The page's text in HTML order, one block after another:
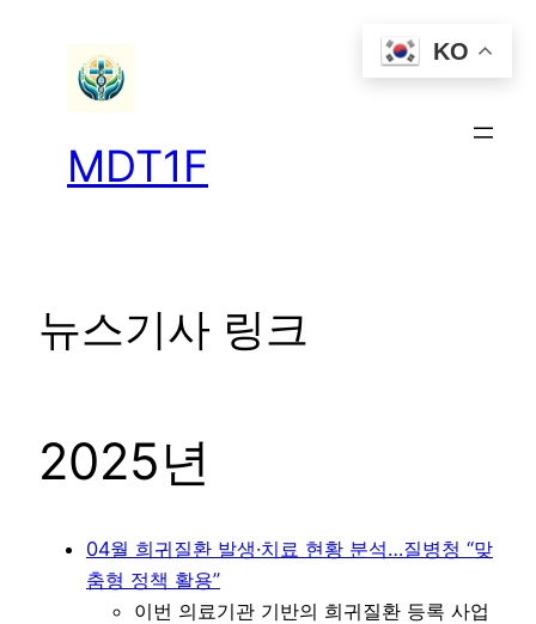
MDT1F
뉴스기사 링크
2025년
04월 희귀질환 발생·치료 현황 분석…질병청 “맞
춤형 정책 활용”
이번 의료기관 기반의 희귀질환 등록 사업
KO